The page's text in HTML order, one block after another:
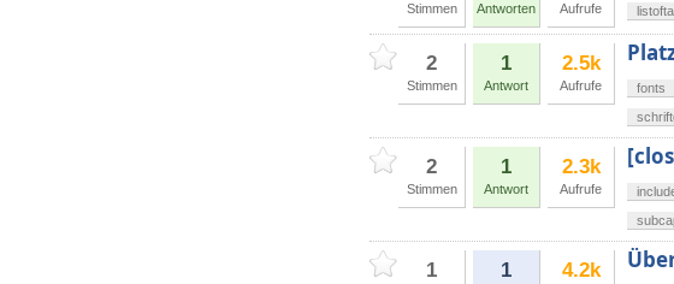
Stimmen Antworten Aufrufe
2
Stimmen
1
Antwort
2.5k
Aufrufe fonts
2
Stimmen
1
Antwort
2.3k
Aufrufe
1 1 4.2k